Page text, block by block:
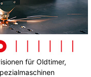
für Oldtimer,